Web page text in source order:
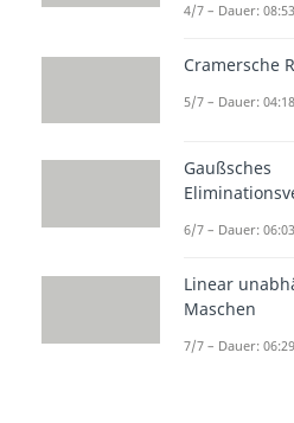
4/7 – Dauer: 08:53
Cramersche
5/7 – Dauer: 04:18
Gaußsches
6/7 – Dauer: 06:03
Linear
Maschen
7/7 – Dauer: 06:29